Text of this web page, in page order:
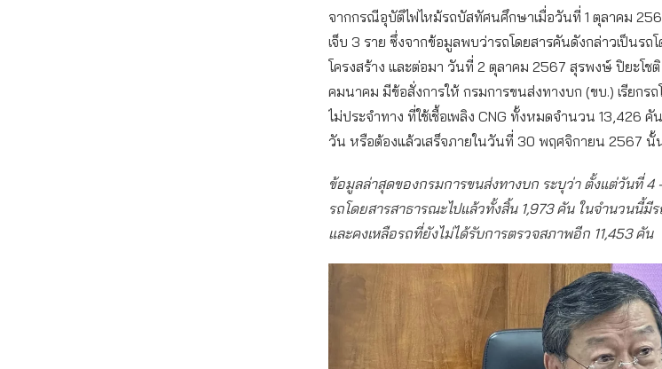
จากกรณีอุบัติไฟไหม้รถบัสทัศนศึกษาเมื่อวันที่ 1 ตุลาคม
เจ็บ 3 ราย ซึ่งจากข้อมูลพบว่ารถโดยสารคันดังกล่าวเป็นรถ
โครงสร้าง และต่อมา วันที่ 2 ตุลาคม 2567 สุรพงษ์ ปิยะโช
คมนาคม มีข้อสั่งการให้ กรมการขนส่งทางบก (ขบ.) เรียกร
ไม่ประจำทาง ที่ใช้เชื้อเพลิง CNG ทั้งหมดจำนวน 13,426
วัน หรือต้องแล้วเสร็จภายในวันที่ 30 พฤศจิกายน 2567 นั้
ข้อมูลล่าสุดของกรมการขนส่งทางบก ระบุว่า ตั้งแต่วันที่
รถโดยสารสาธารณะไปแล้วทั้งสิ้น 1,973 คัน ในจำนวนนี้
และคงเหลือรถที่ยังไม่ได้รับการตรวจสภาพอีก 11,453 คัน